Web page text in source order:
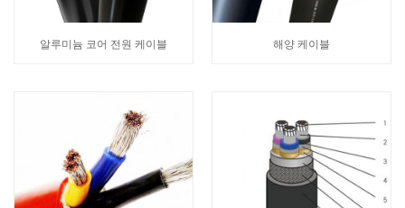
알루미늄 코어 전원 케이블 해양 케이블